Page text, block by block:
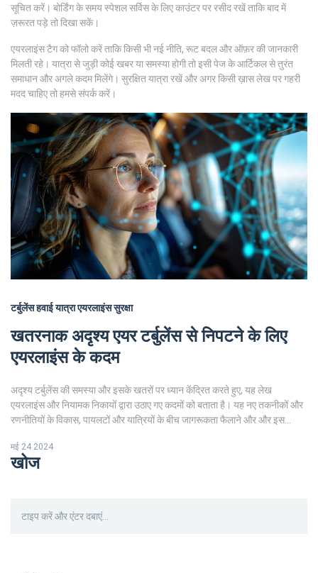
सूचित करें। बोर्डिंग के समय स्पेशल सर्विस के लिए काउंटर पर रसीद रखें ताकि बाद में
ज़रूरत पड़े तो दिखा सकें।
एयरलाइंस टैग को फॉलो करें ताकि किसी भी नई नीति, रूट बदल और ऑफ़र की जानकारी
मिलती रहे। यात्रा से जुड़ी कोई खबर या समस्या होगी तो इसी पेज के आर्टिकल से तुरंत
समाधान और अगले कदम मिलेंगे। सुरक्षित यात्रा रखें और अगर किसी ख़ास लेख पर गहरी
मदद चाहिए तो हमसे संपर्क करें।
टर्बुलेंसहवाई यात्राएयरलाइंससुरक्षा
खतरनाक अदृश्य एयर टर्बुलेंस से निपटने के लिए
एयरलाइंस के कदम
अदृश्य टर्बुलेंस की समस्या और इसके खतरों पर ध्यान केंद्रित करते हुए, यह लेख
एयरलाइंस और नियामक निकायों द्वारा उठाए गए कदमों को बताता है। यह नए तकनीकों और
रणनीतियों के विकास, पायलटों और यात्रियों के बीच जागरूकता फैलाने और और इस
मई 24 2024
खोज